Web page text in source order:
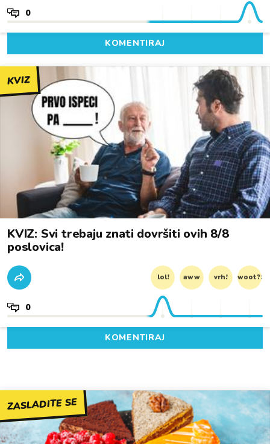
0
KOMENTIRAJ
KVIZ
KVIZ: Svi trebaju znati dovršiti ovih 8/8
poslovica!
lol! aww vrh! woot?!
0
KOMENTIRAJ
ZASLADITE SE